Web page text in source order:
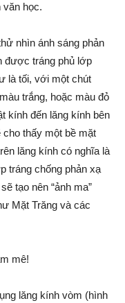
văn học.
nhìn ánh sáng phản
được tráng phủ lớp
là tối, với một chút
trắng, hoặc màu đỏ
kính đến lăng kính bên
thấy một bề mặt
lăng kính có nghĩa là
tráng chống phản xạ
tạo nên “ảnh ma”
Mặt Trăng và các
lăng kính vòm (hình